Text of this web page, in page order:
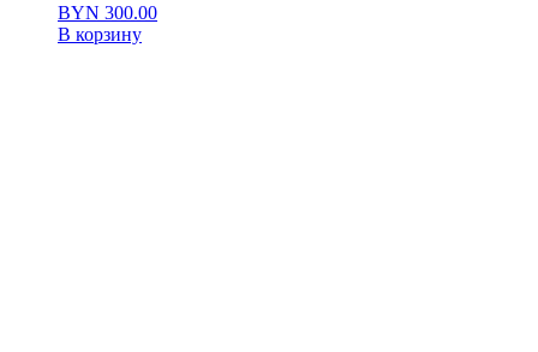
BYN 300.00
В корзину